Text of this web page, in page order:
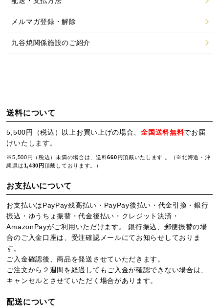
メルマガ登録・解除
九谷焼関係施設のご紹介
送料について
5,500円（税込）以上お買い上げの場合、全国送料無料でお届
けいたします。
※5,500円（税込）未満の場合は、送料660円頂戴いたします 。（※北海道・沖
縄県は1,430円 頂戴しております。）
お支払いについて
お支払いはPayPay残高払い・PayPay後払い・代金引換・銀行
振込・ゆうちょ振替・代金後払い・クレジット決済・
AmazonPayがご利用いただけます。 銀行振込、郵便振替の場
合のご入金口座は、受注確認メールにてお知らせしておりま
す。
ご入金確認後、商品を発送させていただきます。
ご注文から２週間を経過してもご入金が確認できない場合は、
キャンセルとさせていただく場合があります。
配送について